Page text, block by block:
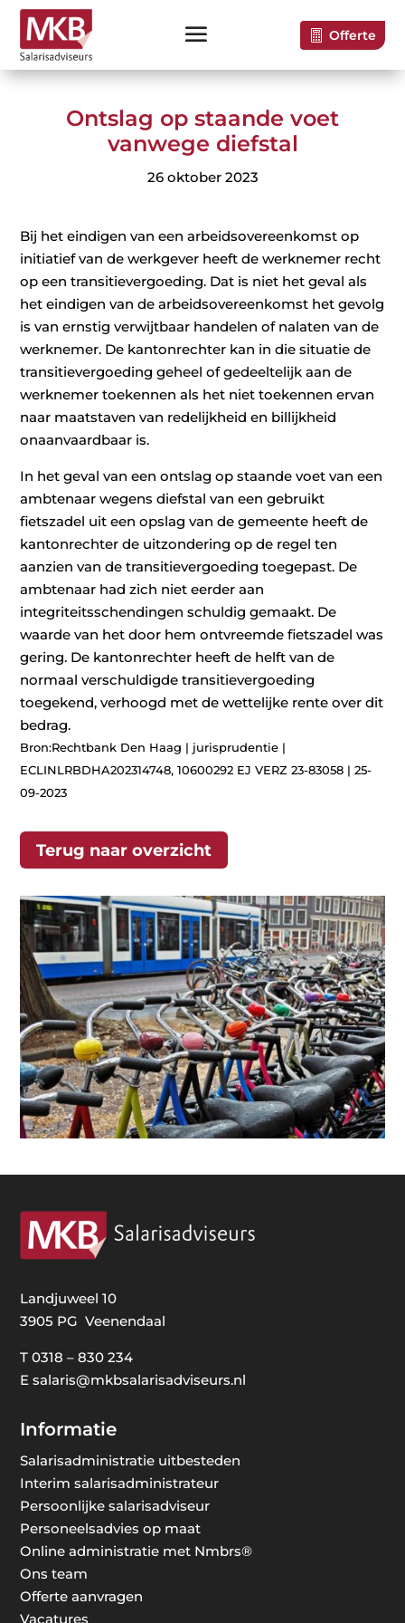
Offerte
Ontslag op staande voet
vanwege diefstal
26 oktober 2023
Bij het eindigen van een arbeidsovereenkomst op
initiatief van de werkgever heeft de werknemer recht
op een transitievergoeding. Dat is niet het geval als
het eindigen van de arbeidsovereenkomst het gevolg
is van ernstig verwijtbaar handelen of nalaten van de
werknemer. De kantonrechter kan in die situatie de
transitievergoeding geheel of gedeeltelijk aan de
werknemer toekennen als het niet toekennen ervan
naar maatstaven van redelijkheid en billijkheid
onaanvaardbaar is.
In het geval van een ontslag op staande voet van een
ambtenaar wegens diefstal van een gebruikt
fietszadel uit een opslag van de gemeente heeft de
kantonrechter de uitzondering op de regel ten
aanzien van de transitievergoeding toegepast. De
ambtenaar had zich niet eerder aan
integriteitsschendingen schuldig gemaakt. De
waarde van het door hem ontvreemde fietszadel was
gering. De kantonrechter heeft de helft van de
normaal verschuldigde transitievergoeding
toegekend, verhoogd met de wettelijke rente over dit
bedrag.
Bron:Rechtbank Den Haag | jurisprudentie |
ECLINLRBDHA202314748, 10600292 EJ VERZ 23-83058 | 25-
09-2023
Terug naar overzicht
Landjuweel 10
3905 PG Veenendaal
T0318 – 830 234
Esalaris@mkbsalarisadviseurs.nl
Informatie
Salarisadministratie uitbesteden
Interim salarisadministrateur
Persoonlijke salarisadviseur
Personeelsadvies op maat
Online administratie met Nmbrs®
Ons team
Offerte aanvragen
Vacatures